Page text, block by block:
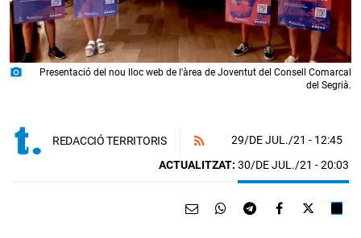
photo_camera
Presentació del nou lloc web de l'àrea de Joventut del Consell Comarcal
del Segrià.
REDACCIÓ TERRITORIS 29/DE JUL./21 - 12:45
ACTUALITZAT: 30/DE JUL./21 - 20:03